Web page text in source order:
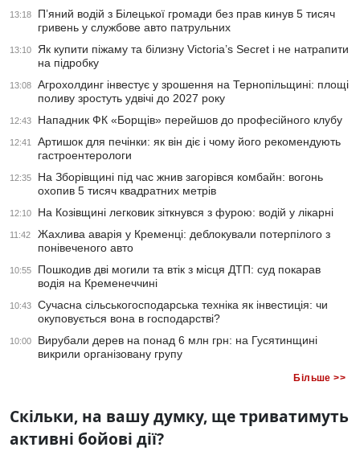
13:18
П’яний водій з Білецької громади без прав кинув 5 тисяч
гривень у службове авто патрульних
13:10
Як купити піжаму та білизну Victoria’s Secret і не натрапити
на підробку
13:08
Агрохолдинг інвестує у зрошення на Тернопільщині: площі
поливу зростуть удвічі до 2027 року
12:43 Нападник ФК «Борщів» перейшов до професійного клубу
12:41
Артишок для печінки: як він діє і чому його рекомендують
гастроентерологи
12:35
На Зборівщині під час жнив загорівся комбайн: вогонь
охопив 5 тисяч квадратних метрів
12:10 На Козівщині легковик зіткнувся з фурою: водій у лікарні
11:42
Жахлива аварія у Кременці: деблокували потерпілого з
понівеченого авто
10:55
Пошкодив дві могили та втік з місця ДТП: суд покарав
водія на Кременеччині
10:43
Сучасна сільськогосподарська техніка як інвестиція: чи
окуповується вона в господарстві?
10:00
Вирубали дерев на понад 6 млн грн: на Гусятинщині
викрили організовану групу
Більше >>
Скільки, на вашу думку, ще триватимуть
активні бойові дії?